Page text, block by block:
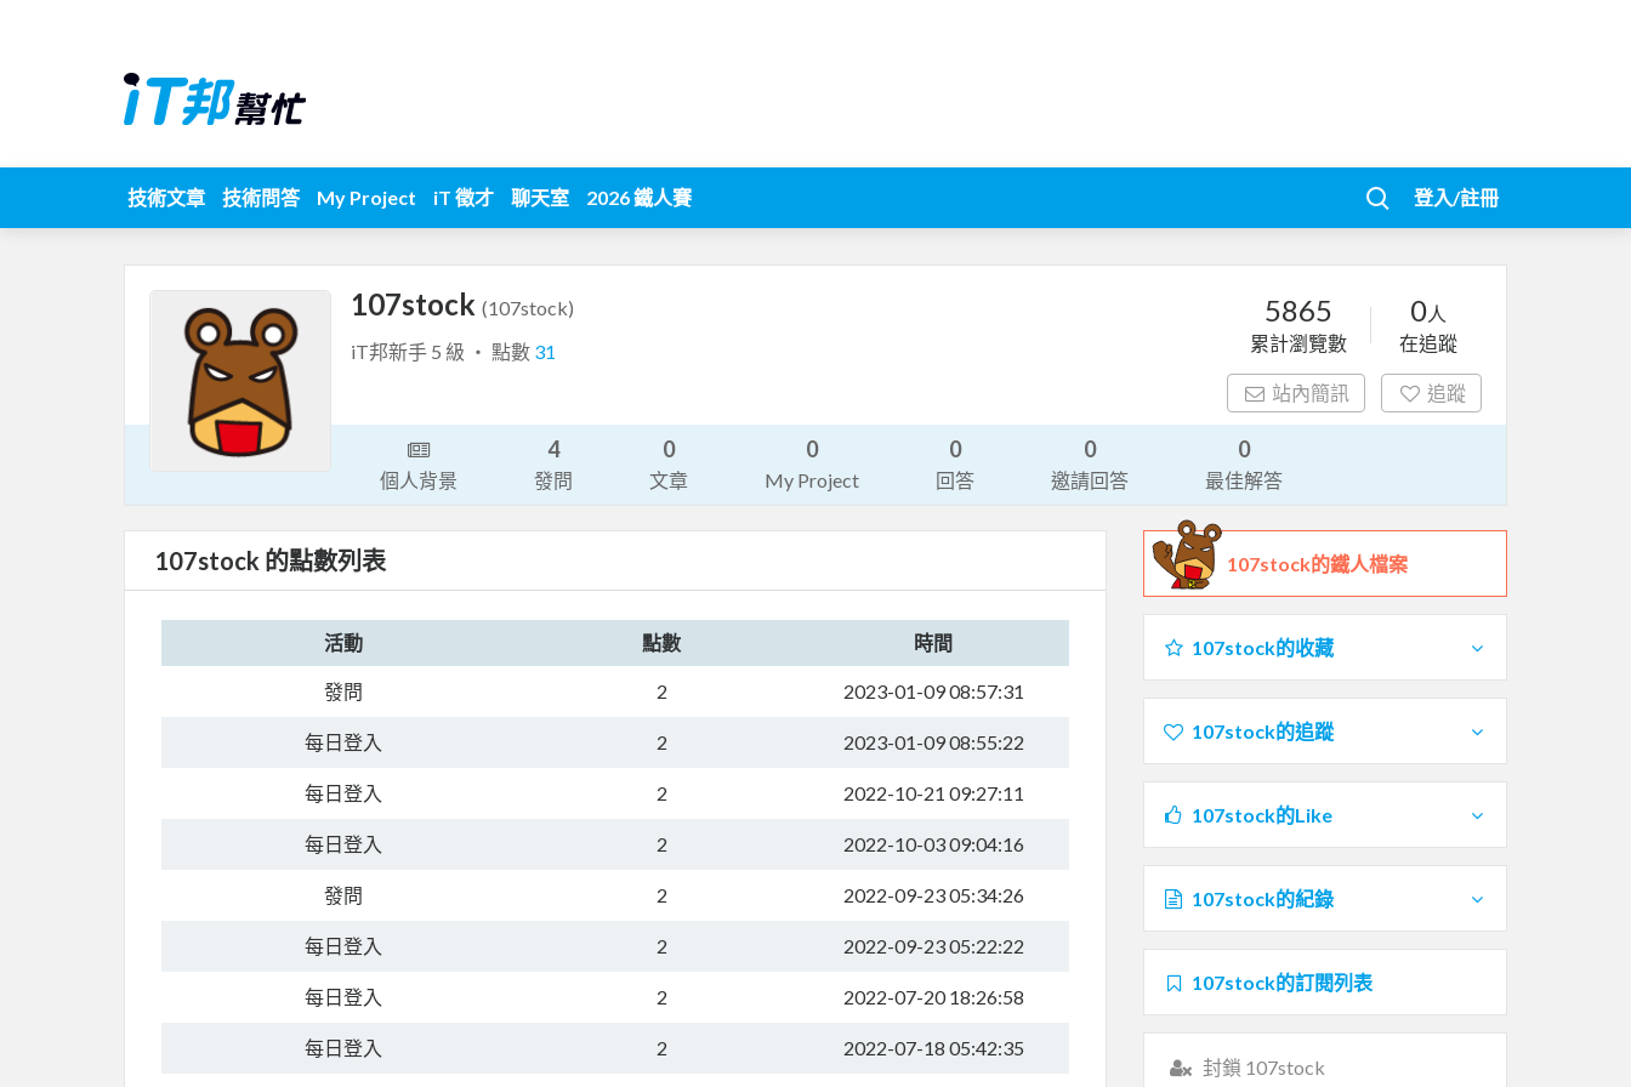
技術文章 技術問答 My Project iT 徵才 聊天室 2026 鐵人賽 登入/註冊
107stock (107stock)
iT邦新手 5 級 ‧ 點數 31
5865
累計瀏覽數
0人
在追蹤
站內簡訊 追蹤
個人背景
4
發問
0
文章
0
My Project
0
回答
0
邀請回答
0
最佳解答
107stock 的點數列表
活動 點數 時間
發問 2 2023-01-09 08:57:31
每日登入 2 2023-01-09 08:55:22
每日登入 2 2022-10-21 09:27:11
每日登入 2 2022-10-03 09:04:16
發問 2 2022-09-23 05:34:26
每日登入 2 2022-09-23 05:22:22
每日登入 2 2022-07-20 18:26:58
每日登入 2 2022-07-18 05:42:35
107stock的鐵人檔案
107stock的收藏
107stock的追蹤
107stock的Like
107stock的紀錄
107stock的訂閱列表
封鎖 107stock